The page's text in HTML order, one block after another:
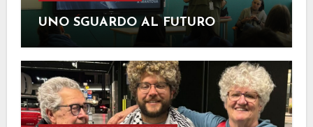
UNO SGUARDO AL FUTURO